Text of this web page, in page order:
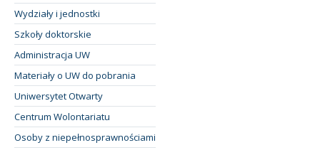
Wydziały i jednostki
Szkoły doktorskie
Administracja UW
Materiały o UW do pobrania
Uniwersytet Otwarty
Centrum Wolontariatu
Osoby z niepełnosprawnościami